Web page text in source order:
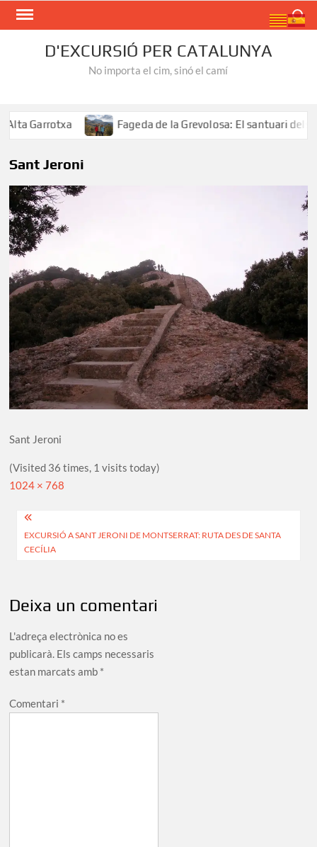
Skip
D'EXCURSIÓ PER CATALUNYA
No importa el cim, sinó el camí
Garrotxa Fageda de la Grevolosa: El santuari dels
Sant Jeroni
Sant Jeroni
(Visited 36 times, 1 visits today)
Full
1024 × 768
Navegació
d'entrades
EXCURSIÓ A SANT JERONI DE MONTSERRAT: RUTA DES DE SANTA
CECÍLIA
Deixa un comentari
L'adreça electrònica no es
publicarà. Els camps necessaris
estan marcats amb *
Comentari *